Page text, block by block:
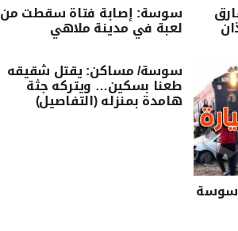
سوسة: إصابة فتاة سقطت من
لعبة في مدينة ملاهي
سوسة
سوسة/ مساكن: يقتل شقيقه
طعنا بسكين… ويتركه جثة
هامدة بمنزله (التفاصيل)